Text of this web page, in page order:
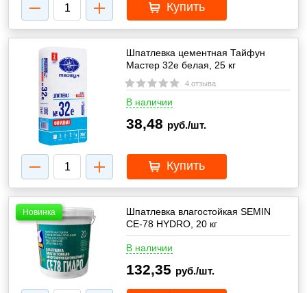
Купить
Шпатлевка цементная Тайфун
Мастер 32е белая, 25 кг
4 отзыва
В наличии
38,48 руб./шт.
Купить
Новинка
Шпатлевка влагостойкая SEMIN
СЕ-78 HYDRO, 20 кг
В наличии
132,35 руб./шт.